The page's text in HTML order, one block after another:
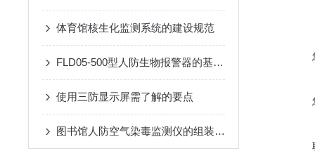
体育馆核生化监测系统的建设规范
FLD05-500型人防生物报警器的基本原理、功能和在安全监控中的作用
使用三防显示屏需了解的要点
图书馆人防空气染毒监测仪的组装与使用